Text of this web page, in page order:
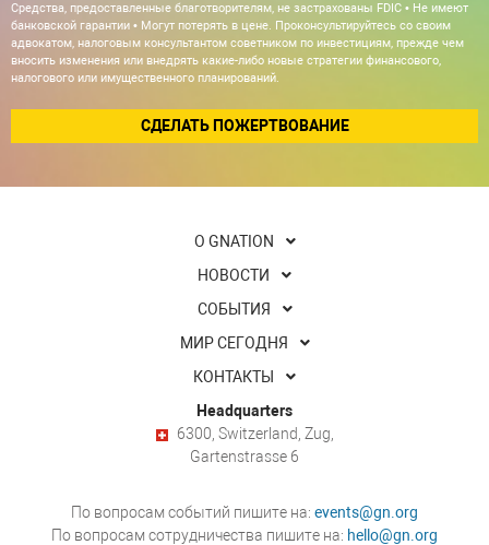
Средства, предоставленные благотворителям, не застрахованы FDIC • Не имеют
банковской гарантии • Могут потерять в цене. Проконсультируйтесь со своим
адвокатом, налоговым консультантом советником по инвестициям, прежде чем
вносить изменения или внедрять какие-либо новые стратегии финансового,
налогового или имущественного планирований.
СДЕЛАТЬ ПОЖЕРТВОВАНИЕ
О GNATION
НОВОСТИ
СОБЫТИЯ
МИР СЕГОДНЯ
КОНТАКТЫ
Headquarters
6300, Switzerland, Zug,
Gartenstrasse 6
По вопросам событий пишите на: events@gn.org
По вопросам сотрудничества пишите на: hello@gn.org